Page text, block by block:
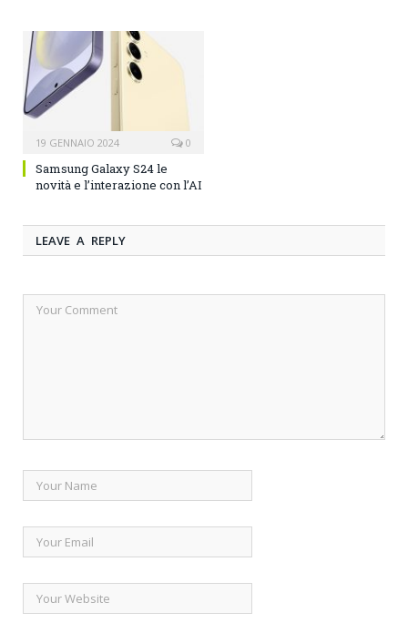
19 GENNAIO 2024 0
Samsung Galaxy S24 le
novità e l’interazione con l’AI
LEAVE A REPLY